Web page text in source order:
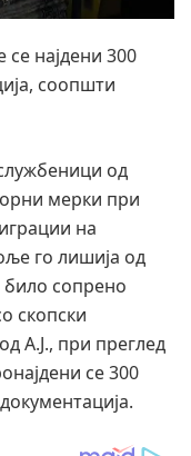
најдени 300
соопшти
од
мерки при
на
го лишија од
било сопрено
скопски
А.Ј., при преглед
се 300